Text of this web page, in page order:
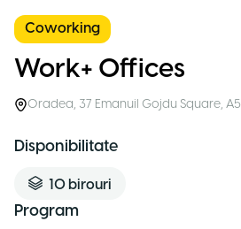
Coworking
Work+ Offices
Oradea, 37 Emanuil Gojdu Square, A5
Disponibilitate
10 birouri
Program